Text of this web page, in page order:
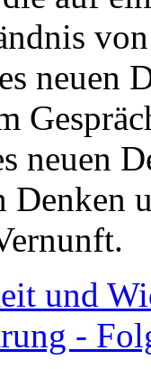
neuen
neuen
Denken
und
-